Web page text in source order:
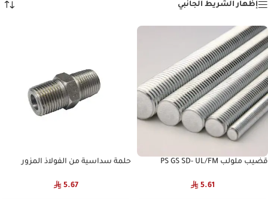
إظهار الشريط الجانبي
قضيب ملولب PS GS SD- UL/FM
5.61
حلمة سداسية من الفولاذ المزور
5.67